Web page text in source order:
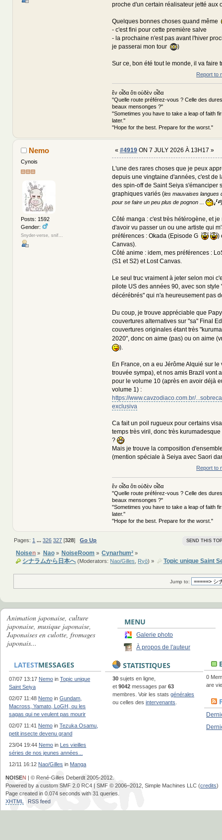
proche d'un certain réalisateur jetté aux
Quelques bonnes choses quand même
- c'est fini pour cette première salve
- la prochaine n'est pas avant l'hiver
je passerai mon tour
)
Sur ce, bon été tout le monde, il va faire
Report to
ἕν οἶδα ὅτι οὐδὲν οἶδα
"Quelle route préférez-vous ? Celle des
beaux mensonges ?"
"Sometimes you have to take a leap of faith
later."
"Hope for the best. Prepare for the worst."
Nemo
Cynois
Posts: 1592
Gender:
Snyder-verse, snif...
« #4919ON 7 JULY 2026 À 13H17 »
L'une des rares choses que je peux
depuis une vingtaine d'années, c'est de
des spin-off de Saint Seiya s'émanciper
graphiques variés (les mauvaises langues
pour se faire un peu plus de pognon ...
Côté manga : c'est très hétérogène, et
d'avoir vu passer un ou une artiste qui
préférences : Okada (Episode G
)
Canvas).
Côté anime : idem, mes préférences :
(S1 et S2) et Lost Canvas.
Le seul truc vraiment à jeter selon moi
pilote US des années 90, avec son style
décérébrés" qui n'a heureusement pas
Du coup, je trouve appréciable que
couvertures alternatives sur "sa" Final
couvertures originales étant très
2020", donc on aime (pas) ou on aime
).
En France, on a eu Jérôme Alquié sur
trouvée sympa), et nos amis Brazil vont
pour le volume 10 (après en avoir déjà
volume 1) :
https://www.cavzodiaco.com.br/
exclusiva
Ca fait un poil rugueux pour certains
temps très viril, donc très
?
Mais je trouve la composition
(mention spéciale à Seiya avec Saori
Report to
ἕν οἶδα ὅτι οὐδὲν οἶδα
"Quelle route préférez-vous ? Celle des
beaux mensonges ?"
"Sometimes you have to take a leap of faith
later."
"Hope for the best. Prepare for the worst."
SEND THIS
Pages: 1 ...326 327 [328]Go Up
Noisen » Nao» NoiseRoom » Cynarhum² »
シナラムから日本へ(Moderators: Nao/Gilles Ryō) » Topic unique Saint
Jump to:
Animation japonaise, culture
japonaise, musique japonaise,
Japonaises en culotte, fromages
japonais...
MENU
Galerie photo
À propos de l'auteur
LATESTMESSAGES
07/07 13:17 Nemo in Topic unique
Saint Seiya
02/07 11:48 Nemo in Gundam,
Macross, Yamato, LoGH, ou les
sagas qui ne veulent pas mourir
02/07 11:41 Nemo in Tezuka Osamu,
petit insecte devenu grand
23/04 19:44 Nemo in Les vieilles
séries de nos jeunes années...
12/11 16:12 Nao/Gilles in Manga
STATISTIQUES
30 sujets en ligne,
et 9042 messages par 63
membres. Voir les stats générales
ou celles des intervenants
0
are
NOISEN | © René-Gilles Deberdt 2005-2012.
Powered by a custom SMF 2.0 RC4 | SMF © 2006–2012, Simple Machines LLC (credits)
Page created in 0.074 seconds with 31 queries.
XHTML
RSS feed